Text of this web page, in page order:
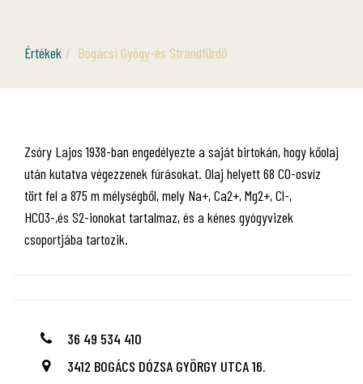
Értékek Bogácsi Gyógy-és Strandfürdő
Zsóry Lajos 1938-ban engedélyezte a saját birtokán, hogy kőolaj
után kutatva végezzenek fúrásokat. Olaj helyett 68 CO-osvíz
tört fel a 875 m mélységből, mely Na+, Ca2+, Mg2+, Cl-,
HCO3-,és S2-ionokat tartalmaz, és a kénes gyógyvizek
csoportjába tartozik.
36 49 534 410
3412 BOGÁCS DÓZSA GYÖRGY UTCA 16.